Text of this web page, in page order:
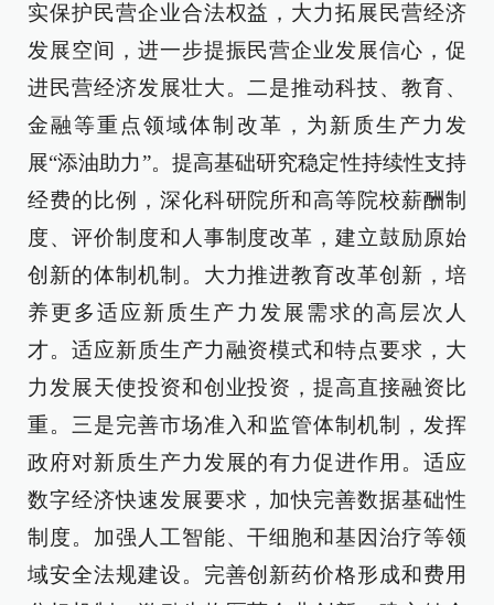
实保护民营企业合法权益，大力拓展民营经济
发展空间，进一步提振民营企业发展信心，促
进民营经济发展壮大。二是推动科技、教育、
金融等重点领域体制改革，为新质生产力发
展“添油助力”。提高基础研究稳定性持续性支持
经费的比例，深化科研院所和高等院校薪酬制
度、评价制度和人事制度改革，建立鼓励原始
创新的体制机制。大力推进教育改革创新，培
养更多适应新质生产力发展需求的高层次人
才。适应新质生产力融资模式和特点要求，大
力发展天使投资和创业投资，提高直接融资比
重。三是完善市场准入和监管体制机制，发挥
政府对新质生产力发展的有力促进作用。适应
数字经济快速发展要求，加快完善数据基础性
制度。加强人工智能、干细胞和基因治疗等领
域安全法规建设。完善创新药价格形成和费用